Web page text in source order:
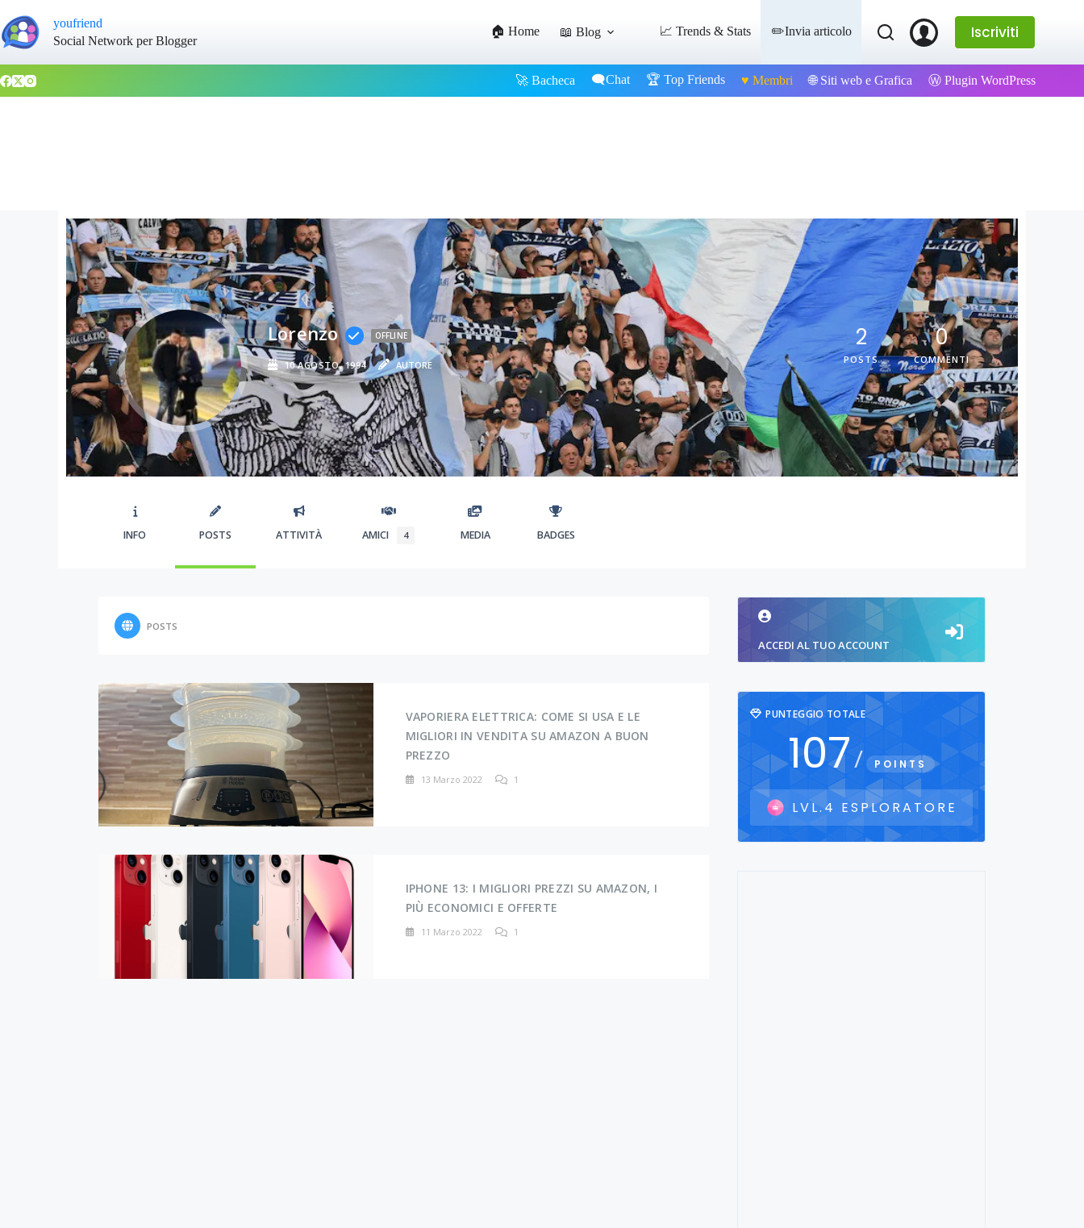
youfriend
Social Network per Blogger
🏠 Home 📖 Blog 📈 Trends & Stats ✏️Invia articolo Iscriviti
🚀 Bacheca 🗨️Chat 🏆 Top Friends ♥️ Membri 🌐 Siti web e Grafica Ⓦ Plugin WordPress
Lorenzo OFFLINE
10 AGOSTO, 1994 AUTORE
2
POSTS
0
COMMENTI
INFO POSTS ATTIVITÀ AMICI 4 MEDIA BADGES
POSTS
VAPORIERA ELETTRICA: COME SI USA E LE
MIGLIORI IN VENDITA SU AMAZON A BUON
PREZZO
13 Marzo 2022 1
IPHONE 13: I MIGLIORI PREZZI SU AMAZON, I
PIÙ ECONOMICI E OFFERTE
11 Marzo 2022 1
ACCEDI AL TUO ACCOUNT
PUNTEGGIO TOTALE
107/ POINTS
LVL.4 ESPLORATORE